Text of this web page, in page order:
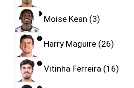
Moise Kean 3
Harry Maguire 26
Vitinha Ferreira 16